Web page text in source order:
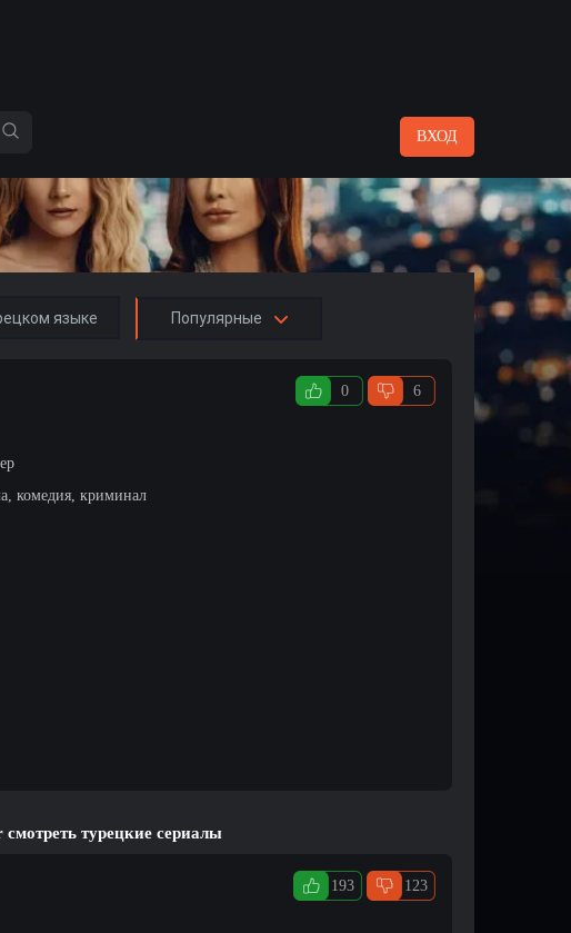
ВХОД
языке Популярные
0 6
комедия, криминал
турецкие сериалы
193 123